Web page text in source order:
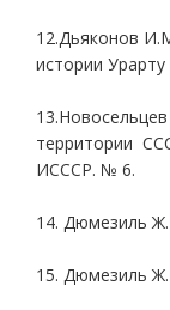
12.Дьяконов
истории
территории
ИСССР. № 6.
14. Дюмезиль
15. Дюмезиль